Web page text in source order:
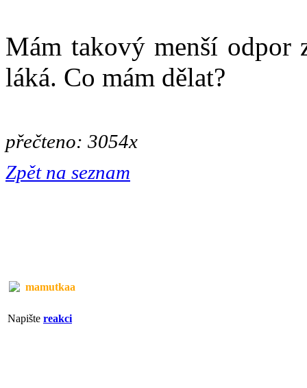
Mám takový menší odpor
láká. Co mám dělat?
přečteno: 3054x
Zpět na seznam
mamutkaa
Napište reakci